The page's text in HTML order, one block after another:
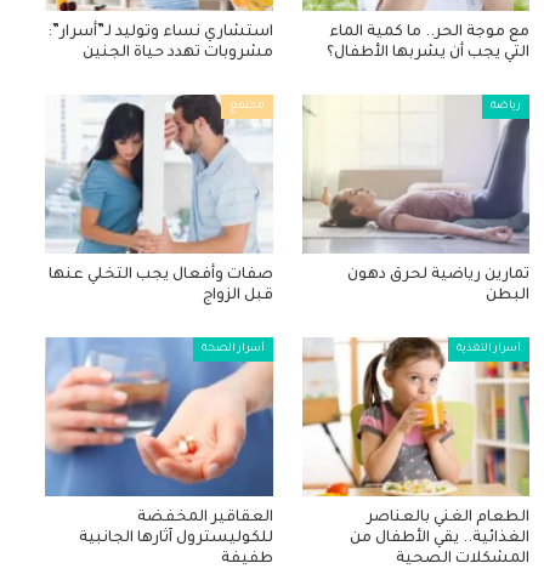
مع موجة الحر.. ما كمية الماء
التي يجب أن يشربها الأطفال؟
استشاري نساء وتوليد لـ”أسرار”:
مشروبات تهدد حياة الجنين
رياضة
تمارين رياضية لحرق دهون
البطن
مجتمع
صفات وأفعال يجب التخلي عنها
قبل الزواج
أسرار التغذية
الطعام الغني بالعناصر
الغذائية.. يقي الأطفال من
المشكلات الصحية
أسرار الصحة
العقاقير المخفضة
للكوليسترول آثارها الجانبية
طفيفة